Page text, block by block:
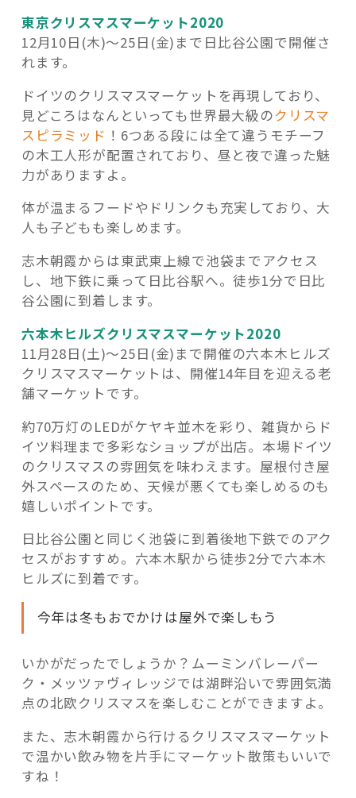
東京クリスマスマーケット2020
12月10日(木)～25日(金)まで日比谷公園で開催さ
れます。
ドイツのクリスマスマーケットを再現しており、
見どころはなんといっても世界最大級のクリスマ
スピラミッド ！6つある段には全て違うモチーフ
の木工人形が配置されており、昼と夜で違った魅
力がありますよ。
体が温まるフードやドリンクも充実しており、大
人も子どもも楽しめます。
志木朝霞からは東武東上線で池袋までアクセス
し、地下鉄に乗って日比谷駅へ。徒歩1分で日比
谷公園に到着します。
六本木ヒルズクリスマスマーケット2020
11月28日(土)～25日(金)まで開催の六本木ヒルズ
クリスマスマーケットは、開催14年目を迎える老
舗マーケットです。
約70万灯のLEDがケヤキ並木を彩り、雑貨からド
イツ料理まで多彩なショップが出店。本場ドイツ
のクリスマスの雰囲気を味わえます。屋根付き屋
外スペースのため、天候が悪くても楽しめるのも
嬉しいポイントです。
日比谷公園と同じく池袋に到着後地下鉄でのアク
セスがおすすめ。六本木駅から徒歩2分で六本木
ヒルズに到着です。
今年は冬もおでかけは屋外で楽しもう
いかがだったでしょうか？ムーミンバレーパー
ク・メッツァヴィレッジでは湖畔沿いで雰囲気満
点の北欧クリスマスを楽しむことができますよ。
また、志木朝霞から行けるクリスマスマーケット
で温かい飲み物を片手にマーケット散策もいいで
すね！